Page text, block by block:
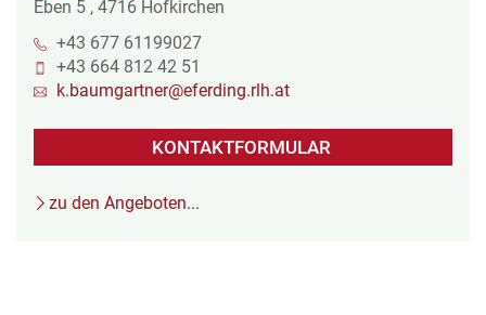
Eben 5 , 4716 Hofkirchen
+43 677 61199027
+43 664 812 42 51
k.baumgartner@eferding.rlh.at
KONTAKTFORMULAR
zu den Angeboten...